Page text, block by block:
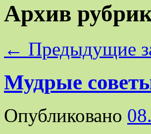
Архив
← Предыдущие
Мудрые
Опубликовано